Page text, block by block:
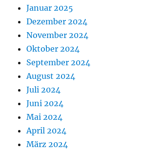
Januar 2025
Dezember 2024
November 2024
Oktober 2024
September 2024
August 2024
Juli 2024
Juni 2024
Mai 2024
April 2024
März 2024